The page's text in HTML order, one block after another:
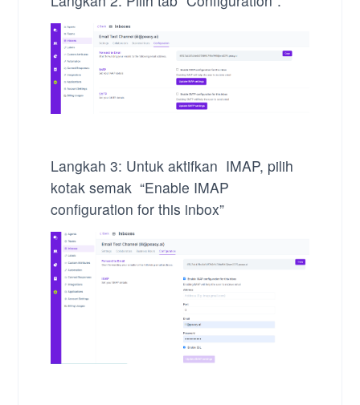
Langkah 3: Untuk aktifkan IMAP, pilih
kotak semak “Enable IMAP
configuration for this inbox”